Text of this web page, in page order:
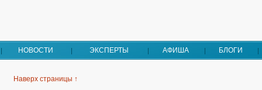
НОВОСТИ ЭКСПЕРТЫ АФИША БЛОГИ
Наверх страницы ↑